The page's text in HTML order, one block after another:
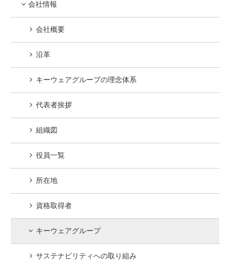
会社情報
会社概要
沿革
キーウェアグループの理念体系
代表者挨拶
組織図
役員一覧
所在地
資格取得者
キーウェアグループ
サステナビリティへの取り組み